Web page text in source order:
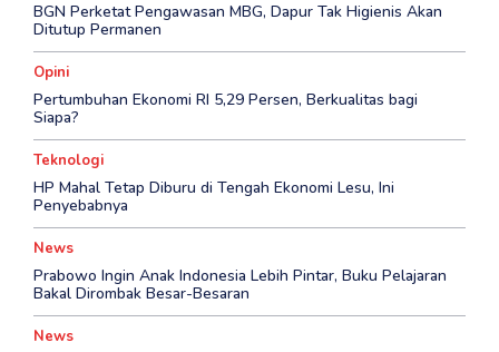
BGN Perketat Pengawasan MBG, Dapur Tak Higienis Akan
Ditutup Permanen
Opini
Pertumbuhan Ekonomi RI 5,29 Persen, Berkualitas bagi
Siapa?
Teknologi
HP Mahal Tetap Diburu di Tengah Ekonomi Lesu, Ini
Penyebabnya
News
Prabowo Ingin Anak Indonesia Lebih Pintar, Buku Pelajaran
Bakal Dirombak Besar-Besaran
News